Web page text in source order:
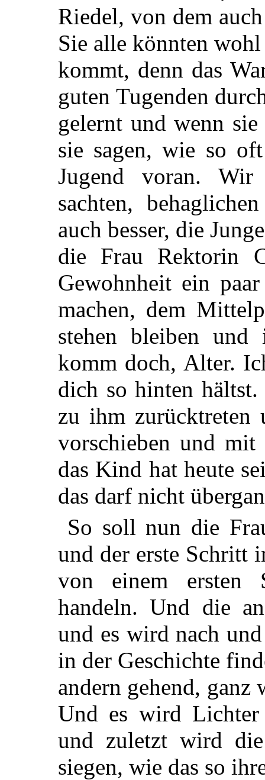
Riedel, von dem
Sie alle könnten
kommt, denn das
guten Tugenden
gelernt und wenn
sie sagen, wie so
Jugend voran.
sachten,
auch besser, die
die Frau Rektorin
Gewohnheit ein
machen, dem
stehen bleiben
komm doch, Alter.
dich so hinten
zu ihm zurücktreten
vorschieben und mit
das Kind hat heute
das darf nicht
So soll nun die
und der erste Schritt
von einem ersten
handeln. Und die
und es wird nach
in der Geschichte
andern gehend, ganz
Und es wird Lichter
und zuletzt wird
siegen, wie das so